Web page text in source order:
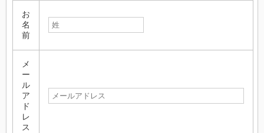
お
名
前
メ
ー
ル
ア
ド
レ
ス